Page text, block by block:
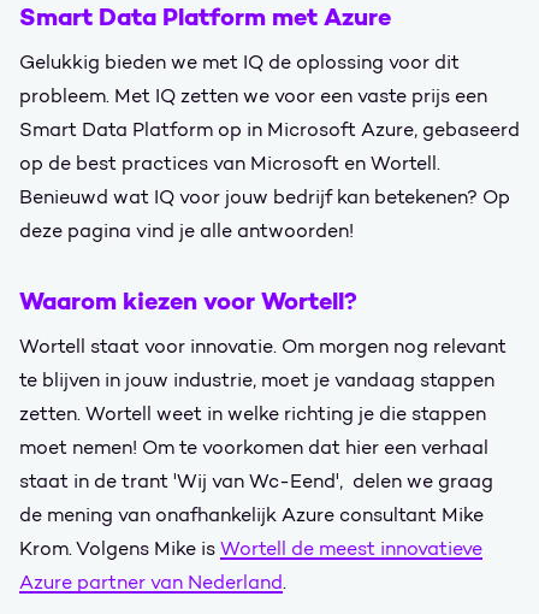
Smart Data Platform met Azure
Gelukkig bieden we met IQ de oplossing voor dit
probleem. Met IQ zetten we voor een vaste prijs een
Smart Data Platform op in Microsoft Azure, gebaseerd
op de best practices van Microsoft en Wortell.
Benieuwd wat IQ voor jouw bedrijf kan betekenen? Op
deze pagina vind je alle antwoorden!
Waarom kiezen voor Wortell?
Wortell staat voor innovatie. Om morgen nog relevant
te blijven in jouw industrie, moet je vandaag stappen
zetten. Wortell weet in welke richting je die stappen
moet nemen! Om te voorkomen dat hier een verhaal
staat in de trant 'Wij van Wc-Eend', delen we graag
de mening van onafhankelijk Azure consultant Mike
Krom. Volgens Mike is Wortell de meest innovatieve
Azure partner van Nederland.